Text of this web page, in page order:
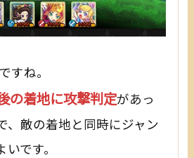
すね。
の着地に攻撃判定があっ
、敵の着地と同時にジャン
です。